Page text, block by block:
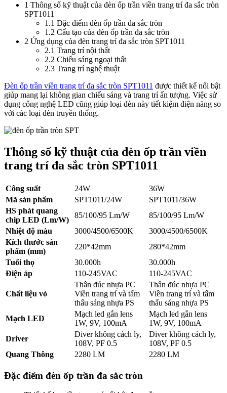
1 Thông số kỹ thuật của đèn ốp trần viền trang trí đa sắc tròn
SPT1011
1.1 Đặc điểm đèn ốp trần đa sắc tròn
1.2 Cấu tạo của đèn ốp trần đa sắc tròn
2 Ứng dụng của đèn trang trí đa sắc tròn SPT1011
2.1 Trang trí nội thất
2.2 Chiếu sáng ngoại thất
2.3 Trang trí nghệ thuật
Đèn ốp trần viền trang trí đa sắc tròn SPT1011 được thiết kế nổi bật
giúp mang lại không gian chiếu sáng và trang trí ấn tượng. Việc sử
dụng công nghệ LED cũng giúp loại đèn này tiết kiệm điện năng so
với các loại đèn truyền thống.
Thông số kỹ thuật của đèn ốp trần viền
trang trí đa sắc tròn SPT1011
Công suất 24W
36W
Mã sản phẩm
SPT1011/24W
SPT1011/36W
HS phát quang
chip LED (Lm/W)
85/100/95 Lm/W
85/100/95 Lm/W
Nhiệt độ màu
3000/4500/6500K
3000/4500/6500K
Kích thước sản
phẩm (mm)
220*42mm
280*42mm
Tuổi thọ
30.000h
30.000h
Điện áp
110-245VAC 110-245VAC
Chất liệu vỏ
Thân đúc nhựa PC
Viền trang trí và tấm
thấu sáng nhựa PS
Thân đúc nhựa PC
Viền trang trí và tấm
thấu sáng nhựa PS
Mạch LED
Mạch led gắn lens
1W, 9V, 100mA
Mạch led gắn lens
1W, 9V, 100mA
Driver
Diver không cách ly,
108V, PF 0.5
Diver không cách ly,
108V, PF 0.5
Quang Thông
2280 LM 2280 LM
Đặc điểm đèn ốp trần đa sắc tròn